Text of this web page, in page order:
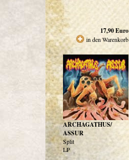
17,90Euro
in den Warenkorb
ARCHAGATHUS/
ASSUR
Split
LP